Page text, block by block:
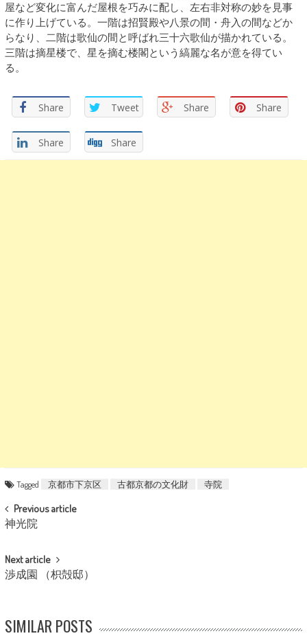
屋など変化に富んだ屋根を巧みに配し、左右非対称の妙を見事
に作り上げている。一階は招賢殿や八景の間・舟入の間などか
らなり、二階は歌仙の間と呼ばれ三十六歌仙が描かれている。
三階は摘星楼で、星を摘む楼閣という縞麗な名が意を得てい
る。
Share Tweet Share Share
Share Share
Tagged 京都市下京区 古都京都の文化財 寺院
POST NAVIGATION
Previous article
神光院
Next article
渉成園 （枳殻邸）
SIMILAR POSTS